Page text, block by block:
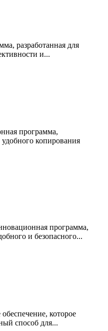
разработанная для
и...
программа,
копирования
программа,
и безопасного...
которое
способ для...